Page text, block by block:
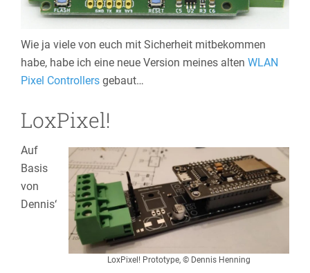
Wie ja viele von euch mit Sicherheit mitbekommen
habe, habe ich eine neue Version meines alten WLAN
Pixel Controllers gebaut…
LoxPixel!
LoxPixel! Prototype, © Dennis Henning
Auf
Basis
von
Dennis‘